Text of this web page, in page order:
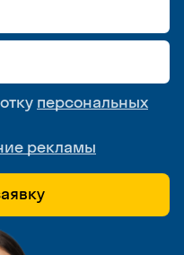
персональных
рекламы